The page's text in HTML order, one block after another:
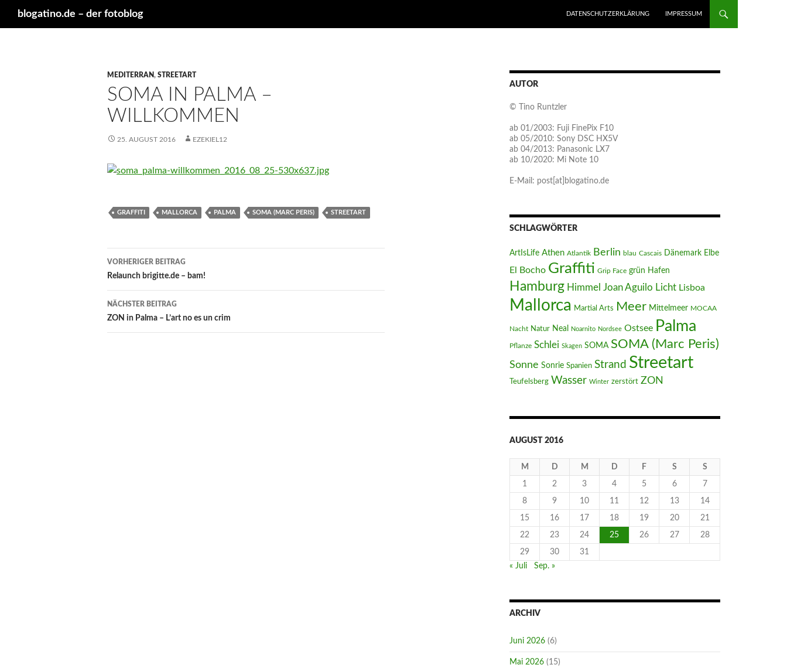
blogatino.de – der fotoblog
DATENSCHUTZERKLÄRUNG
IMPRESSUM
MEDITERRAN, STREETART
SOMA IN PALMA –
WILLKOMMEN
25. AUGUST 2016 EZEKIEL12
GRAFFITI MALLORCA PALMA SOMA (MARC PERIS) STREETART
Beitragsnavigation
VORHERIGER BEITRAG
Relaunch brigitte.de – bam!
NÄCHSTER BEITRAG
ZON in Palma – L’art no es un crim
AUTOR
© Tino Runtzler
ab 01/2003: Fuji FinePix F10
ab 05/2010: Sony DSC HX5V
ab 04/2013: Panasonic LX7
ab 10/2020: Mi Note 10
E-Mail: post[at]blogatino.de
SCHLAGWÖRTER
ArtIsLife Athen Atlantik Berlin blau Cascais Dänemark Elbe
El Bocho Graffiti Grip Face grün Hafen
Hamburg Himmel Joan Aguilo Licht Lisboa
Mallorca Martial Arts Meer Mittelmeer MOCAA
Nacht Natur Neal Noarnito Nordsee Ostsee Palma
Pflanze Schlei Skagen SOMA SOMA (Marc Peris)
Sonne Sonrie Spanien Strand Streetart
Teufelsberg Wasser Winter zerstört ZON
AUGUST 2016
M D M D F S S
1 2 3 4 5 6 7
8 9 10 11 12 13 14
15 16 17 18 19 20 21
22 23 24 25 26 27 28
29 30
31
« Juli
Sep. »
ARCHIV
Juni 2026 (6)
Mai 2026 (15)